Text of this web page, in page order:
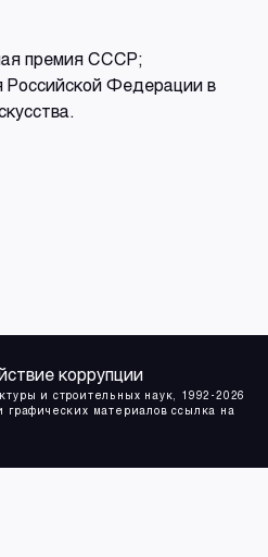
премия СССР;
Российской Федерации в
и строительных наук, 1992-2026
графических материалов ссылка на
коррупции